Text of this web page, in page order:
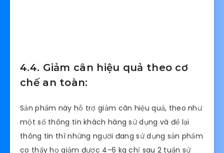
4.4. Giảm cân hiệu quả theo cơ
chế an toàn:
Sản phẩm này hỗ trợ giảm cân hiệu quả, theo như
một số thông tin khách hàng sử dụng và để lại
thông tin thì những người đang sử dụng sản phẩm
co thấy họ giảm được 4-6 kg chỉ sau 2 tuần sử